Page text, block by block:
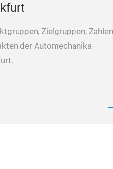
Zielgruppen, Zahlen
der Automechanika